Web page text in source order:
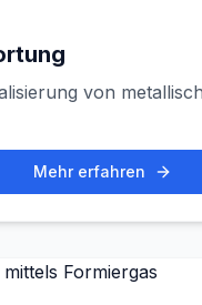
von
Mehr erfahren